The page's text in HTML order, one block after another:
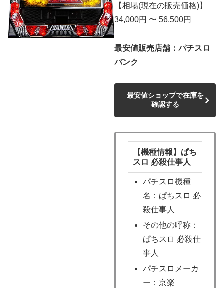
【相場(現在の販売価格)】
34,000円 〜 56,500円
最安値販売店舗：パチスロ
バンク
最安値ショップで在庫を
確認する
【機種情報】ぱち
スロ 必殺仕事人
パチスロ機種
名：ぱちスロ 必
殺仕事人
その他の呼称：
ぱちスロ 必殺仕
事人
パチスロメーカ
ー：京楽